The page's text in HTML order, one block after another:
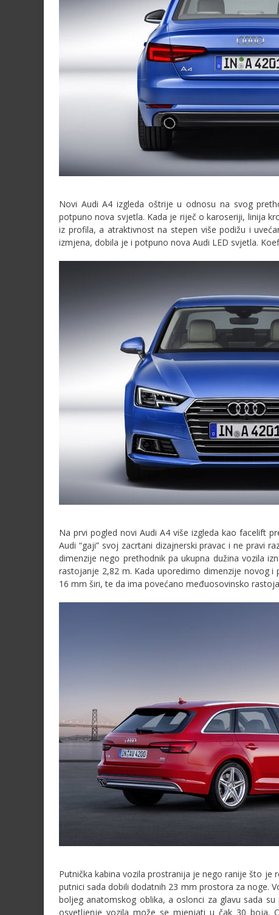
Novi Audi A4 izgleda oštrije u odnosu na svog
potpuno nova svjetla. Kada je riječ o karoseriji, linija
iz profila, a atraktivnost na stepen više podižu i
izmjena, dobila je i potpuno nova Audi LED svjetla.
Na prvi pogled novi Audi A4 više izgleda kao facelift
Audi “gaji” svoj zacrtani dizajnerski pravac i ne pravi
dimenzije nego prethodnik pa ukupna dužina vozila
rastojanje 2,82 m. Kada uporedimo dimenzije novog
16 mm širi, te da ima povećano međuosovinsko
Putnička kabina vozila prostranija je nego ranije što
putnici sada dobili dodatnih 23 mm prostora za noge.
boljeg anatomskog oblika, a oslonci za glavu sada
osvetljenje vozila može se mjenjati u čak 30 boja.